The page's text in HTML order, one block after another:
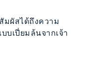
มผัสได้ถึงความ
บเปี่ยมล้นจากเจ้า